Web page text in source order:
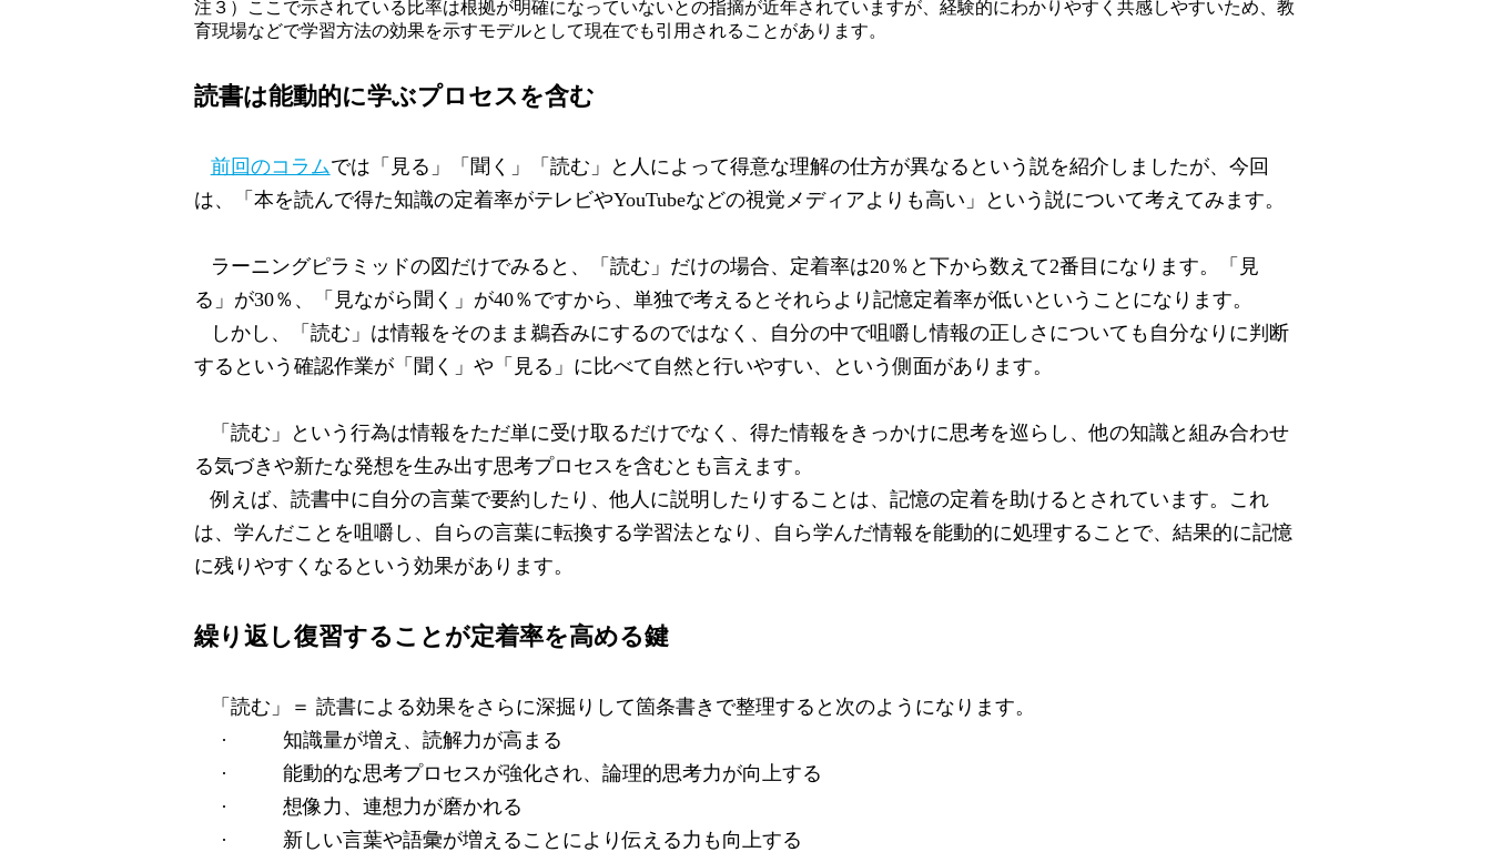
注３）ここで示されている比率は根拠が明確になっていないとの指摘が近年されていますが、経験的にわかりやすく共感しやすいため、教
育現場などで学習方法の効果を示すモデルとして現在でも引用されることがあります。
読書は能動的に学ぶプロセスを含む
前回のコラムでは「見る」「聞く」「読む」と人によって得意な理解の仕方が異なるという説を紹介しましたが、今回
は、「本を読んで得た知識の定着率がテレビやYouTubeなどの視覚メディアよりも高い」という説について考えてみます。
ラーニングピラミッドの図だけでみると、「読む」だけの場合、定着率は20％と下から数えて2番目になります。「見
る」が30％、「見ながら聞く」が40％ですから、単独で考えるとそれらより記憶定着率が低いということになります。
しかし、「読む」は情報をそのまま鵜呑みにするのではなく、自分の中で咀嚼し情報の正しさについても自分なりに判断
するという確認作業が「聞く」や「見る」に比べて自然と行いやすい、という側面があります。
「読む」という行為は情報をただ単に受け取るだけでなく、得た情報をきっかけに思考を巡らし、他の知識と組み合わせ
る気づきや新たな発想を生み出す思考プロセスを含むとも言えます。
例えば、読書中に自分の言葉で要約したり、他人に説明したりすることは、記憶の定着を助けるとされています。
これ
は、学んだことを咀嚼し、自らの言葉に転換する学習法となり、自ら学んだ情報を能動的に処理することで、結果的に記憶
に残りやすくなるという効果があります。
繰り返し復習することが定着率を高める鍵
「読む」＝ 読書による効果をさらに深掘りして箇条書きで整理すると次のようになります。
·
知識量が増え、読解力が高まる
·
能動的な思考プロセスが強化され、論理的思考力が向上する
·
想像力、連想力が磨かれる
·
新しい言葉や語彙が増えることにより伝える力も向上する